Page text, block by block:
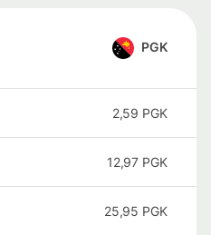
PGK
2,59 PGK
12,97 PGK
25,95 PGK